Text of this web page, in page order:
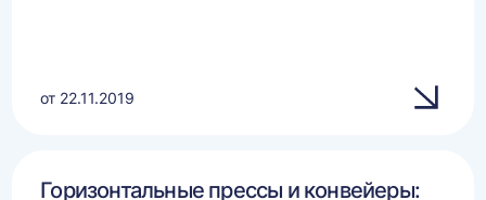
от 22.11.2019
Горизонтальные прессы и конвейеры: